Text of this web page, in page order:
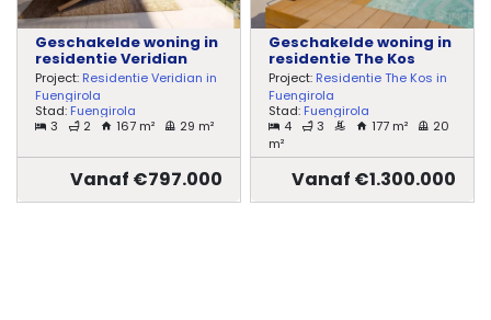
Geschakelde woning in
residentie Veridian
Project: Residentie Veridian in
Fuengirola
Stad: Fuengirola
3
2 167 m² 29 m²
Vanaf €797.000
Geschakelde woning in
residentie The Kos
Project: Residentie The Kos in
Fuengirola
Stad: Fuengirola
4
3 177 m²
20
m²
Vanaf €1.300.000